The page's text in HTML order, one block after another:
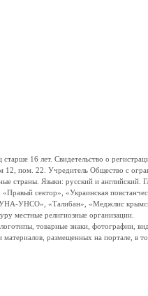
16 лет. Свидетельство о
пом. 22. Учредитель Общество с
страны. Языки: русский и
«Правый сектор», «Украинская
УНСО», «Талибан», «Меджлис
местные религиозные организации.
товарные знаки, фотографии,
размещенных на портале, в